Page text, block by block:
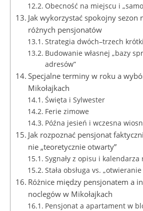
Obecność na miejscu i
Jak wykorzystać spokojny sezon
różnych pensjonatów
Strategia dwóch–trzech
Budowanie własnej „bazy
adresów”
Specjalne terminy w roku a
Mikołajkach
Święta i Sylwester
Ferie zimowe
Późna jesień i wczesna
Jak rozpoznać pensjonat
nie „teoretycznie otwarty”
Sygnały z opisu i kalendarza
Stała obsługa vs.
Różnice między pensjonatem a
noclegów w Mikołajkach
Pensjonat a apartament w